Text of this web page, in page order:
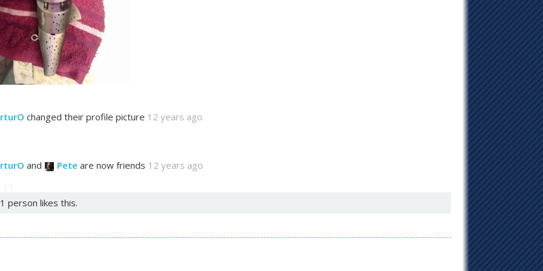
changed their profile picture 12 years ago
and Pete are now friends 12 years ago
1 person likes this.